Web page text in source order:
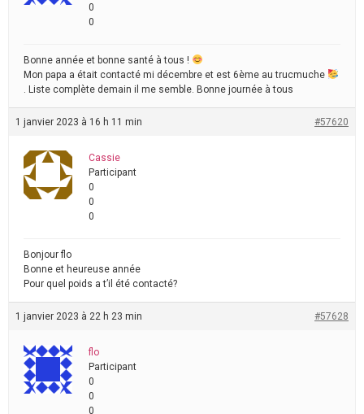
0
0
Bonne année et bonne santé à tous !
Mon papa a était contacté mi décembre et est 6ème au trucmuche
. Liste complète demain il me semble. Bonne journée à tous
1 janvier 2023 à 16 h 11 min #57620
Cassie
Participant
0
0
0
Bonjour flo
Bonne et heureuse année
Pour quel poids a t’il été contacté?
1 janvier 2023 à 22 h 23 min #57628
flo
Participant
0
0
0